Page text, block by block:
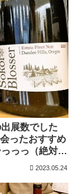
展数でした
ったおすすめ
っっ（絶対買
2023.05.24